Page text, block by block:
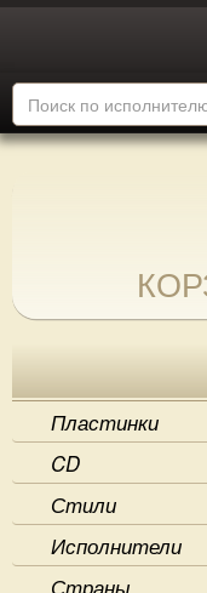
Пластинки
CD
Стили
Исполнители
Страны